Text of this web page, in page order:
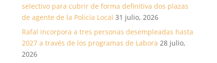
selectivo para cubrir de forma definitiva dos plazas
de agente de la Policía Local 31 julio, 2026
Rafal incorpora a tres personas desempleadas hasta
2027 a través de los programas de Labora 28 julio,
2026